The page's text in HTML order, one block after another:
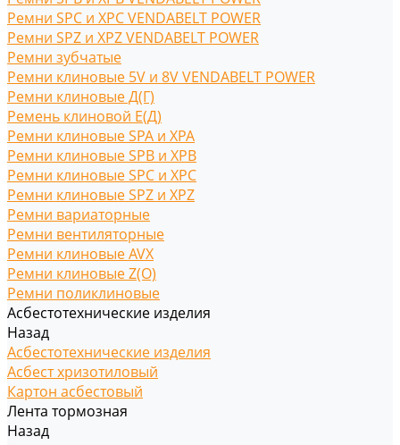
Ремни SPC и XPC VENDABELT POWER
Ремни SPZ и XPZ VENDABELT POWER
Ремни зубчатые
Ремни клиновые 5V и 8V VENDABELT POWER
Ремни клиновые Д(Г)
Ремень клиновой Е(Д)
Ремни клиновые SPA и XPA
Ремни клиновые SPB и XPB
Ремни клиновые SPC и XPC
Ремни клиновые SPZ и XPZ
Ремни вариаторные
Ремни вентиляторные
Ремни клиновые AVX
Ремни клиновые Z(O)
Ремни поликлиновые
Асбестотехнические изделия
Назад
Асбестотехнические изделия
Асбест хризотиловый
Картон асбестовый
Лента тормозная
Назад